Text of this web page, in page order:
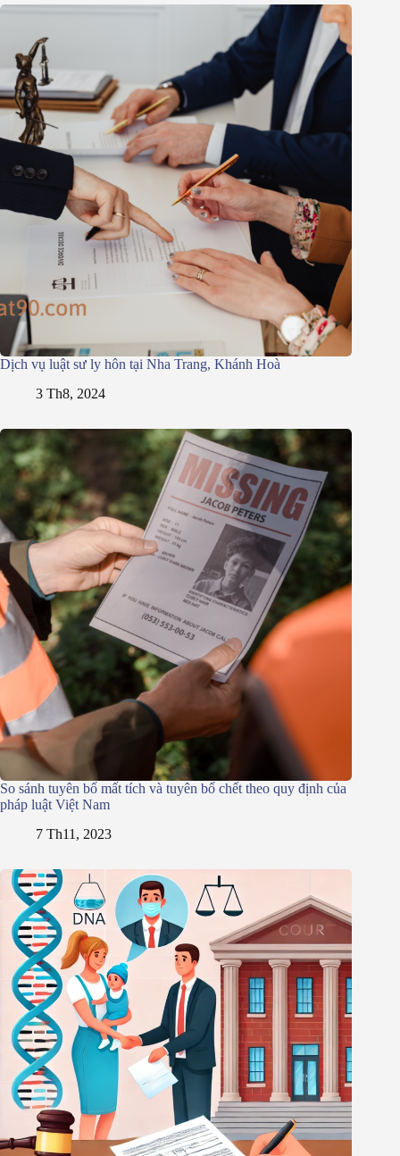
Dịch vụ luật sư ly hôn tại Nha Trang, Khánh Hoà
3 Th8, 2024
So sánh tuyên bố mất tích và tuyên bố chết theo quy định của
pháp luật Việt Nam
7 Th11, 2023